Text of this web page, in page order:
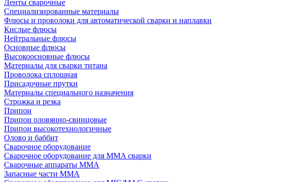
Ленты сварочные
Специализированные материалы
Флюсы и проволоки для автоматической сварки и наплавки
Кислые флюсы
Нейтральные флюсы
Основные флюсы
Высокоосновные флюсы
Материалы для сварки титана
Проволока сплошная
Присадочные прутки
Материалы специального назначения
Строжка и резка
Припои
Припои оловянно-свинцовые
Припои высокотехнологичные
Олово и баббит
Сварочное оборудование
Сварочное оборудование для MMA сварки
Сварочные аппараты MMA
Запасные части MMA